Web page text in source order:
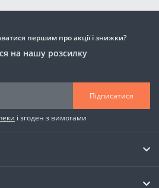
першим про акції і знижки?
на нашу розсилку
Підписатися
і згоден з вимогами